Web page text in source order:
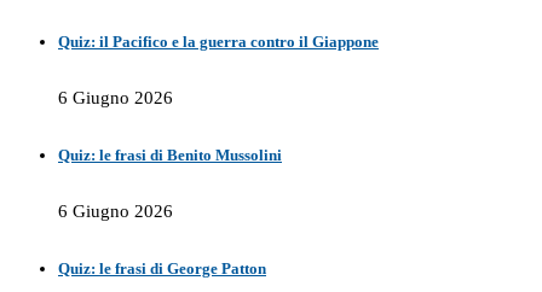
Quiz: il Pacifico e la guerra contro il Giappone
6 Giugno 2026
Quiz: le frasi di Benito Mussolini
6 Giugno 2026
Quiz: le frasi di George Patton